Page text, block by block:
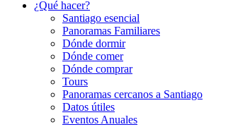
¿Qué hacer?
Santiago esencial
Panoramas Familiares
Dónde dormir
Dónde comer
Dónde comprar
Tours
Panoramas cercanos a Santiago
Datos útiles
Eventos Anuales